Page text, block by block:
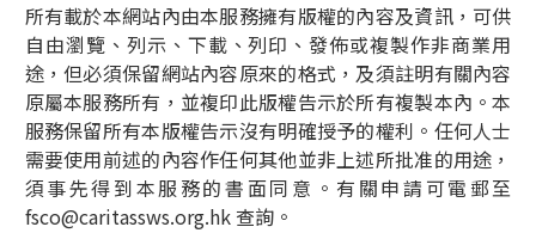
所有載於本網站內由本服務擁有版權的內容及資訊，可供
自由瀏覽、列示、下載、列印、發佈或複製作非商業用
途，但必須保留網站內容原來的格式，及須註明有關內容
原屬本服務所有，並複印此版權告示於所有複製本內。本
服務保留所有本版權告示沒有明確授予的權利。任何人士
需要使用前述的內容作任何其他並非上述所批准的用途，
須事先得到本服務的書面同意。有關申請可電郵至
fsco@caritassws.org.hk查詢。